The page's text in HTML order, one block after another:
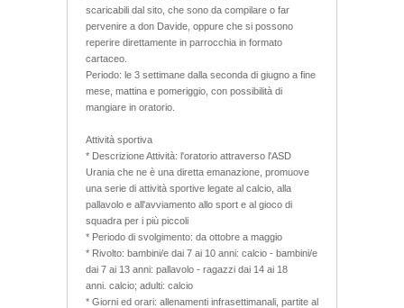
scaricabili dal sito, che sono da compilare o far
pervenire a don Davide, oppure che si possono
reperire direttamente in parrocchia in formato
cartaceo.
Periodo: le 3 settimane dalla seconda di giugno a fine
mese, mattina e pomeriggio, con possibilità di
mangiare in oratorio.
Attività sportiva
* Descrizione Attività: l'oratorio attraverso l'ASD
Urania che ne è una diretta emanazione, promuove
una serie di attività sportive legate al calcio, alla
pallavolo e all'avviamento allo sport e al gioco di
squadra per i più piccoli
* Periodo di svolgimento: da ottobre a maggio
* Rivolto: bambini/e dai 7 ai 10 anni: calcio - bambini/e
dai 7 ai 13 anni: pallavolo - ragazzi dai 14 ai 18
anni. calcio; adulti: calcio
* Giorni ed orari: allenamenti infrasettimanali, partite al